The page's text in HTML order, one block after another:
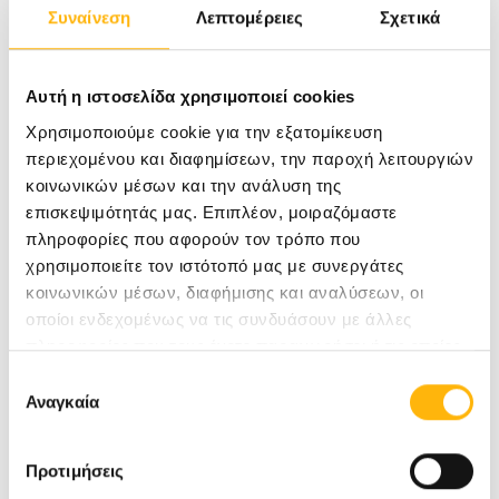
Συναίνεση Λεπτομέρειες Σχετικά
Αυτή η ιστοσελίδα χρησιμοποιεί cookies
Χρησιμοποιούμε cookie για την εξατομίκευση
περιεχομένου και διαφημίσεων, την παροχή λειτουργιών
κοινωνικών μέσων και την ανάλυση της
επισκεψιμότητάς μας. Επιπλέον, μοιραζόμαστε
πληροφορίες που αφορούν τον τρόπο που
χρησιμοποιείτε τον ιστότοπό μας με συνεργάτες
κοινωνικών μέσων, διαφήμισης και αναλύσεων, οι
οποίοι ενδεχομένως να τις συνδυάσουν με άλλες
πληροφορίες που τους έχετε παραχωρήσει ή τις οποίες
των υπηρεσιών τους.
συγκατάθεσης
Αναγκαία
Προτιμήσεις
καθώς και σε άτομα 18- 64 ετών, που έχουν
οργάνου.
Εμβόλιο πνευμονιόκοκκου: σε ενήλικες ≥65
ετών συνιστάται η διενέργεια μιας δόσης
συζευγμένου πνευμονιοκοκκικού εμβολίου
PCV20. Μετά τον εμβολιασμό με PCV20 δε
συνιστάται να ακολουθήσει η χορήγηση
δόση PCV13 συνιστάται να λάβουν μια δόση
προκειμένου να ολοκληρώσουν τον